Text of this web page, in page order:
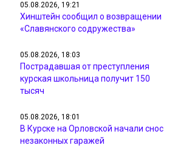
05.08.2026, 19:21
Хинштейн сообщил о возвращении
«Славянского содружества»
05.08.2026, 18:03
Пострадавшая от преступления
курская школьница получит 150
тысяч
05.08.2026, 18:01
В Курске на Орловской начали снос
незаконных гаражей